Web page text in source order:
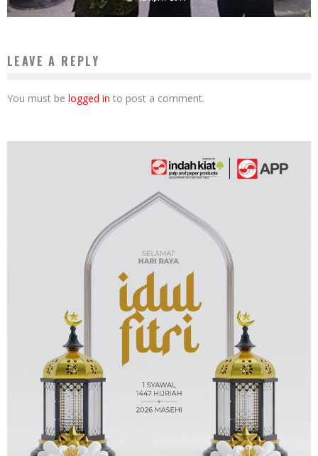
LEAVE A REPLY
You must be logged in to post a comment.